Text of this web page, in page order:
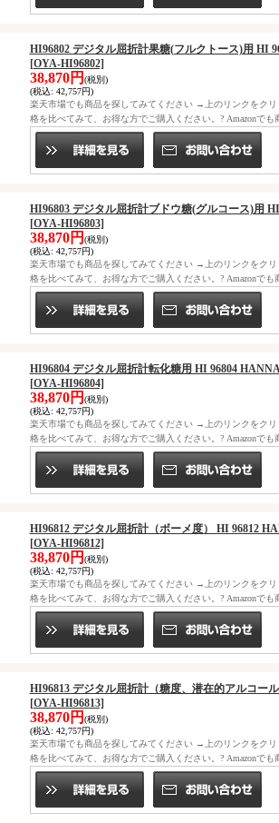
HI96802 デジタル屈折計果糖(フルクトース)用 HI
[OYA-HI96802]
38,870円 (税別)
(税込: 42,757円)
楽天市場でも商品を探してみてください →上のリンクをク
格を比べてみて、お得な方でご購入ください。? Amazonで
HI96803 デジタル屈折計ブドウ糖(グルコース)用
[OYA-HI96803]
38,870円 (税別)
(税込: 42,757円)
楽天市場でも商品を探してみてください →上のリンクをク
格を比べてみて、お得な方でご購入ください。? Amazonで
HI96804 デジタル屈折計転化糖用 HI 96804 HANNA
[OYA-HI96804]
38,870円 (税別)
(税込: 42,757円)
楽天市場でも商品を探してみてください →上のリンクをク
格を比べてみて、お得な方でご購入ください。? Amazonで
HI96812 デジタル屈折計（ボーメ度） HI 96812
[OYA-HI96812]
38,870円 (税別)
(税込: 42,757円)
楽天市場でも商品を探してみてください →上のリンクをク
格を比べてみて、お得な方でご購入ください。? Amazonで
HI96813 デジタル屈折計（糖度、潜在的アルコー
[OYA-HI96813]
38,870円 (税別)
(税込: 42,757円)
楽天市場でも商品を探してみてください →上のリンクをク
格を比べてみて、お得な方でご購入ください。? Amazonで